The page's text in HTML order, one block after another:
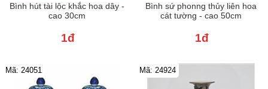
Bình hút tài lộc khắc hoa dây -
cao 30cm
1đ
Bình sứ phonng thủy liên hoa
cát tường - cao 50cm
1đ
Mã: 24051 Mã: 24924